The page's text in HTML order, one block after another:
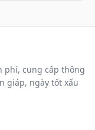
phí, cung cấp thông
giáp, ngày tốt xấu